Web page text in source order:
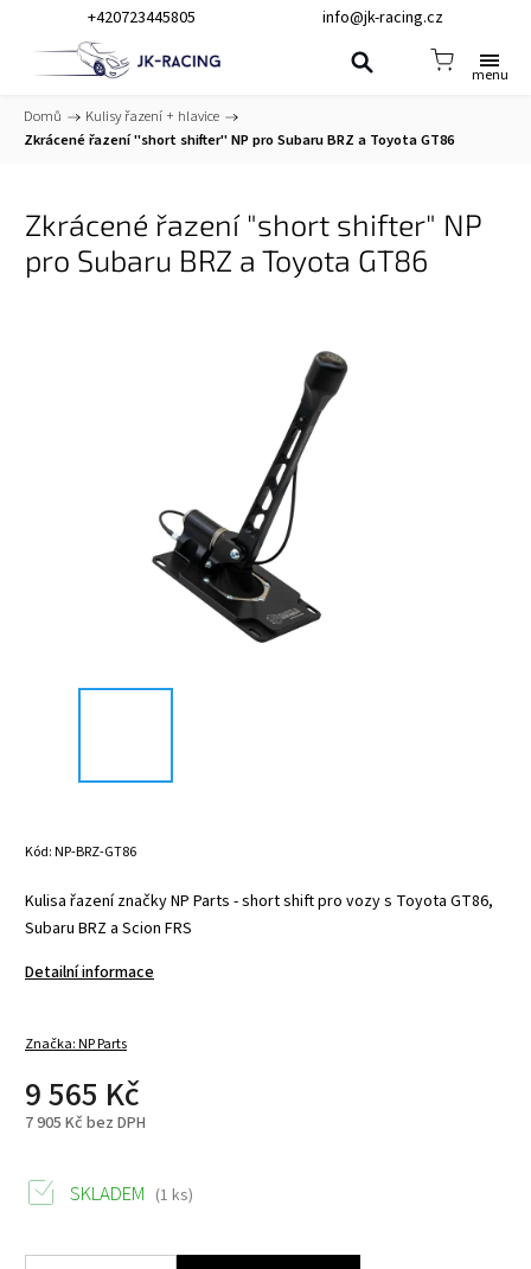
+420723445805 info@jk-racing.cz
Domů / Kulisy řazení + hlavice /
Zkrácené řazení "short shifter" NP pro Subaru BRZ a Toyota GT86
Zkrácené řazení "short shifter" NP
pro Subaru BRZ a Toyota GT86
Kód:NP-BRZ-GT86
Kulisa řazení značky NP Parts - short shift pro vozy s Toyota GT86,
Subaru BRZ a Scion FRS
Detailní informace
Značka:NP Parts
9 565 Kč
7 905 Kč bez DPH
SKLADEM (1 ks)